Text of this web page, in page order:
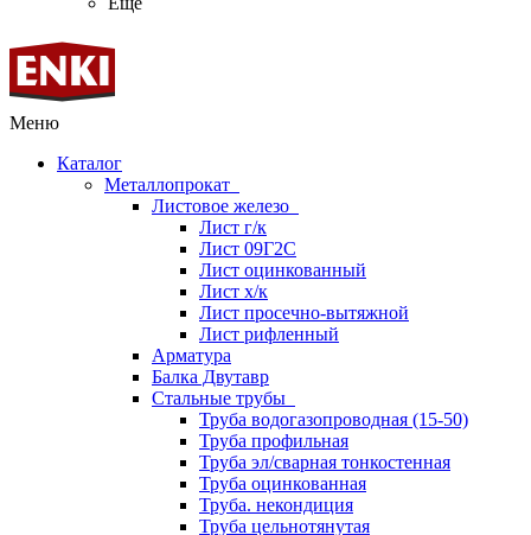
Меню
Каталог
Металлопрокат
Листовое железо
Лист г/к
Лист 09Г2С
Лист оцинкованный
Лист х/к
Лист просечно-вытяжной
Лист рифленный
Арматура
Балка Двутавр
Стальные трубы
Труба водогазопроводная (15-50)
Труба профильная
Труба эл/сварная тонкостенная
Труба оцинкованная
Труба. некондиция
Труба цельнотянутая